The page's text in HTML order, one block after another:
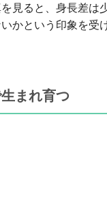
見ると、身長差は
かという印象を受
まれ育つ